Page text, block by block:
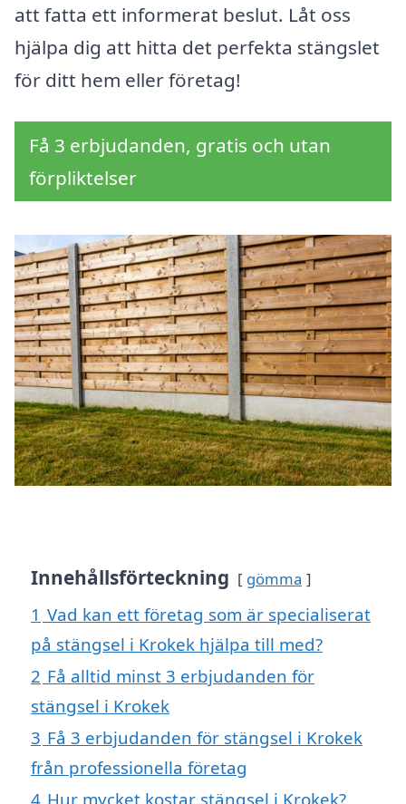
att fatta ett informerat beslut. Låt oss
hjälpa dig att hitta det perfekta stängslet
för ditt hem eller företag!
Få 3 erbjudanden, gratis och utan
förpliktelser
Innehållsförteckning gömma
1 Vad kan ett företag som är specialiserat
på stängsel i Krokek hjälpa till med?
2 Få alltid minst 3 erbjudanden för
stängsel i Krokek
3 Få 3 erbjudanden för stängsel i Krokek
från professionella företag
4 Hur mycket kostar stängsel i Krokek?